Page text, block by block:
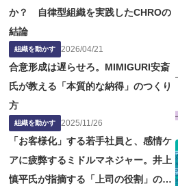
か？ 自律型組織を実践したCHROの
結論
組織を動かす 2026/04/21
合意形成は遅らせろ。MIMIGURI安斎
氏が教える「本質的な納得」のつくり
方
組織を動かす 2025/11/26
「お客様化」する若手社員と、感情ケ
アに疲弊するミドルマネジャー。井上
慎平氏が指摘する「上司の役割」の問